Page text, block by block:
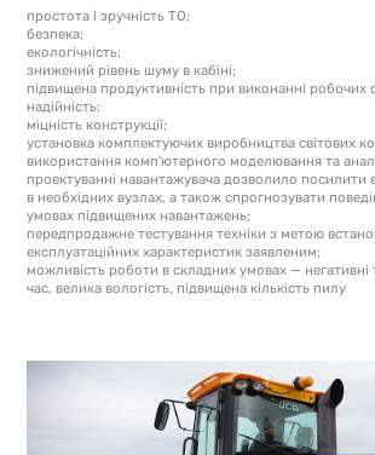
простота і зручність ТО;
безпека;
екологічність;
знижений рівень шуму в кабіні;
підвищена продуктивність при виконанні робочих
надійність;
міцність конструкції;
установка комплектуючих виробництва світових
використання комп'ютерного моделювання та
проектуванні навантажувача дозволило посилити
в необхідних вузлах, а також спрогнозувати
умовах підвищених навантажень;
передпродажне тестування техніки з метою
експлуатаційних характеристик заявленим;
можливість роботи в складних умовах — негативні
час, велика вологість, підвищена кількість пилу